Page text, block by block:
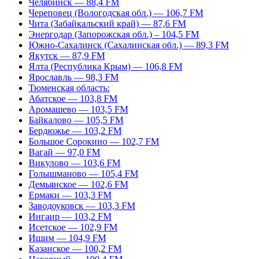
Челябинск — 88,4 FM
Череповец (Вологодская обл.) — 106,7 FM
Чита (Забайкальский край) — 87,6 FM
Энергодар (Запорожская обл.) – 104,5 FM
Южно-Сахалинск (Сахалинская обл.) — 89,3 FM
Якутск — 87,9 FM
Ялта (Республика Крым) — 106,8 FM
Ярославль — 98,3 FM
Тюменская область:
Абатское — 103,8 FM
Аромашево — 103,5 FM
Байкалово — 105,5 FM
Бердюжье — 103,2 FM
Большое Сорокино — 102,7 FM
Вагай — 97,0 FM
Викулово — 103,6 FM
Голышманово — 105,4 FM
Демьянское — 102,6 FM
Ермаки — 103,3 FM
Заводоуковск — 103,3 FM
Ингаир — 103,2 FM
Исетское — 102,9 FM
Ишим — 104,9 FM
Казанское — 100,2 FM